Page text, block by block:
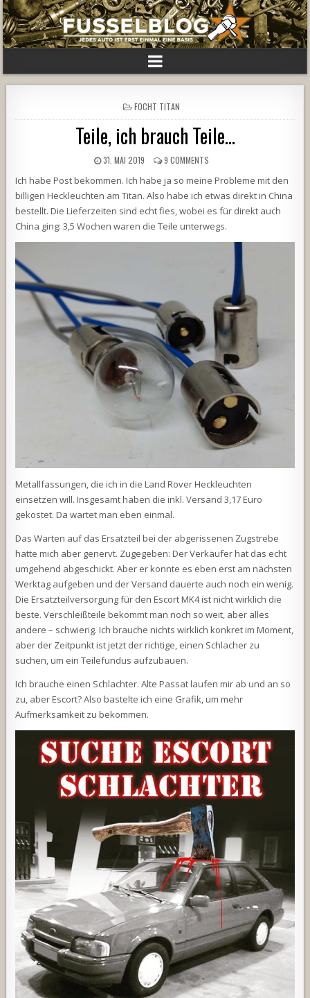
POSTED
IN
FOCHT TITAN
Teile, ich brauch Teile…
31. MAI 2019 9 COMMENTS
Ich habe Post bekommen. Ich habe ja so meine Probleme mit den
billigen Heckleuchten am Titan. Also habe ich etwas direkt in China
bestellt. Die Lieferzeiten sind echt fies, wobei es für direkt auch
China ging: 3,5 Wochen waren die Teile unterwegs.
Metallfassungen, die ich in die Land Rover Heckleuchten
einsetzen will. Insgesamt haben die inkl. Versand 3,17 Euro
gekostet. Da wartet man eben einmal.
Das Warten auf das Ersatzteil bei der abgerissenen Zugstrebe
hatte mich aber genervt. Zugegeben: Der Verkäufer hat das echt
umgehend abgeschickt. Aber er konnte es eben erst am nächsten
Werktag aufgeben und der Versand dauerte auch noch ein wenig.
Die Ersatzteilversorgung für den Escort MK4 ist nicht wirklich die
beste. Verschleißteile bekommt man noch so weit, aber alles
andere – schwierig. Ich brauche nichts wirklich konkret im Moment,
aber der Zeitpunkt ist jetzt der richtige, einen Schlacher zu
suchen, um ein Teilefundus aufzubauen.
Ich brauche einen Schlachter. Alte Passat laufen mir ab und an so
zu, aber Escort? Also bastelte ich eine Grafik, um mehr
Aufmerksamkeit zu bekommen.